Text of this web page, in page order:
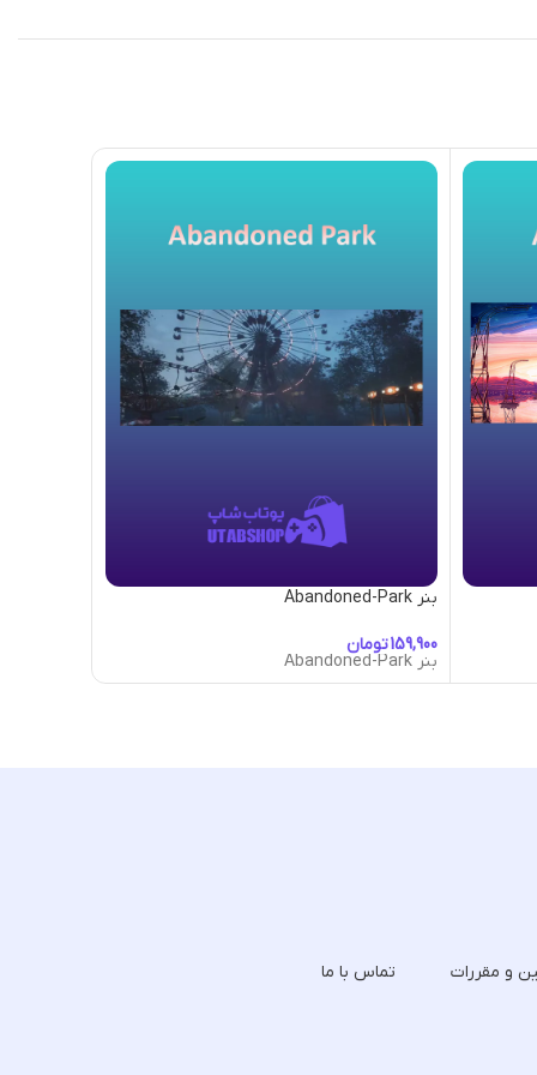
بنر Abandoned-Park
تومان
بنر Abandoned-Park
و مقررات تماس با ما